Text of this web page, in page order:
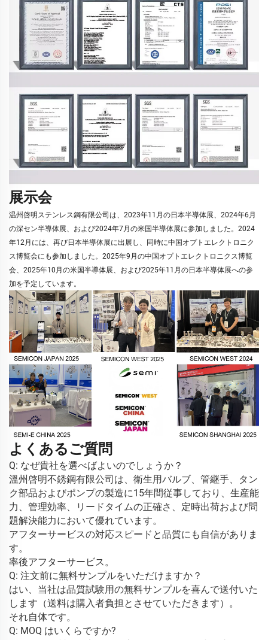
展示会
温州啓明ステンレス鋼有限公司は、2023年11月の日本半導体展、2024年6月
の深セン半導体展、および2024年7月の米国半導体展に参加しました。2024
年12月には、再び日本半導体展に出展し、同時に中国オプトエレクトロニク
ス博覧会にも参加しました。2025年9月の中国オプトエレクトロニクス博覧
会、2025年10月の米国半導体展、および2025年11月の日本半導体展への参
加を予定しています。
よくあるご質問
Q: なぜ貴社を選べばよいのでしょうか？
溫州啓明不銹鋼有限公司は、衛生用バルブ、管継手、タン
ク部品およびポンプの製造に15年間従事しており、生産能
力、管理効率、リードタイムの正確さ、定時出荷および問
題解決能力において優れています。
アフターサービスの対応スピードと品質にも自信がありま
す。
率後アフターサービス。
Q: 注文前に無料サンプルをいただけますか？
はい、当社は品質試験用の無料サンプルを喜んで送付いた
します（送料は購入者負担とさせていただきます）。
それ自体です。
Q: MOQ はいくらですか?